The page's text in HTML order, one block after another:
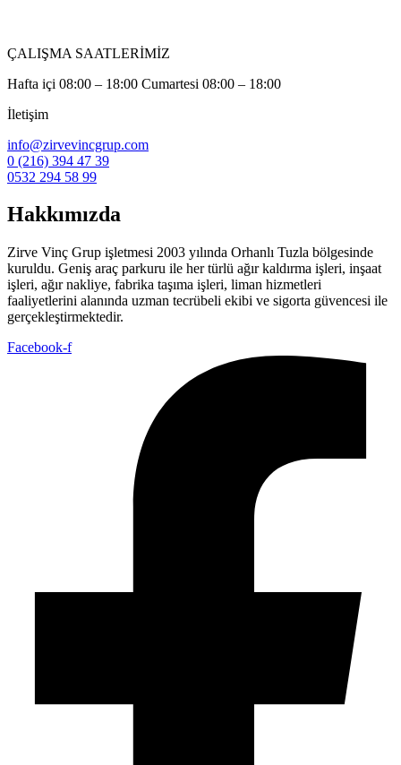
ÇALIŞMA SAATLERİMİZ
Hafta içi 08:00 – 18:00 Cumartesi 08:00 – 18:00
İletişim
info@zirvevincgrup.com
0 (216) 394 47 39
0532 294 58 99
Hakkımızda
Zirve Vinç Grup işletmesi 2003 yılında Orhanlı Tuzla bölgesinde
kuruldu. Geniş araç parkuru ile her türlü ağır kaldırma işleri, inşaat
işleri, ağır nakliye, fabrika taşıma işleri, liman hizmetleri
faaliyetlerini alanında uzman tecrübeli ekibi ve sigorta güvencesi ile
gerçekleştirmektedir.
Facebook-f